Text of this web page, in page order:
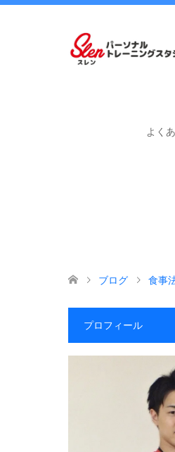
よく
ブログ 食事
プロフィール